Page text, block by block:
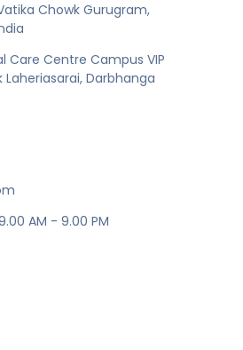
Chowk Gurugram,
Care Centre Campus VIP
Laheriasarai, Darbhanga
AM - 9.00 PM